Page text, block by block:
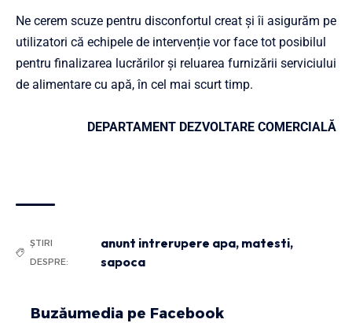
Ne cerem scuze pentru disconfortul creat și îi asigurăm pe
utilizatori că echipele de intervenție vor face tot posibilul
pentru finalizarea lucrărilor și reluarea furnizării serviciului
de alimentare cu apă, în cel mai scurt timp.
DEPARTAMENT DEZVOLTARE COMERCIALĂ
ȘTIRI
DESPRE:
anunt intrerupere apa, matesti,
sapoca
Buzăumedia pe Facebook